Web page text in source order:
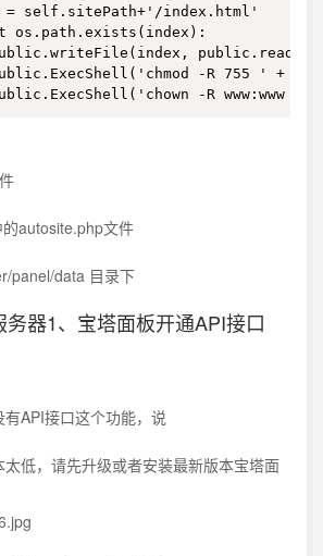
= self.sitePath+'/index.html'
os.path.exists(index):
-R 755 ' +
-R www:www '
autosite.php文件
panel/data 目录下
务器1、宝塔面板开通API接口
API接口这个功能，说
低，请先升级或者安装最新版本宝塔面